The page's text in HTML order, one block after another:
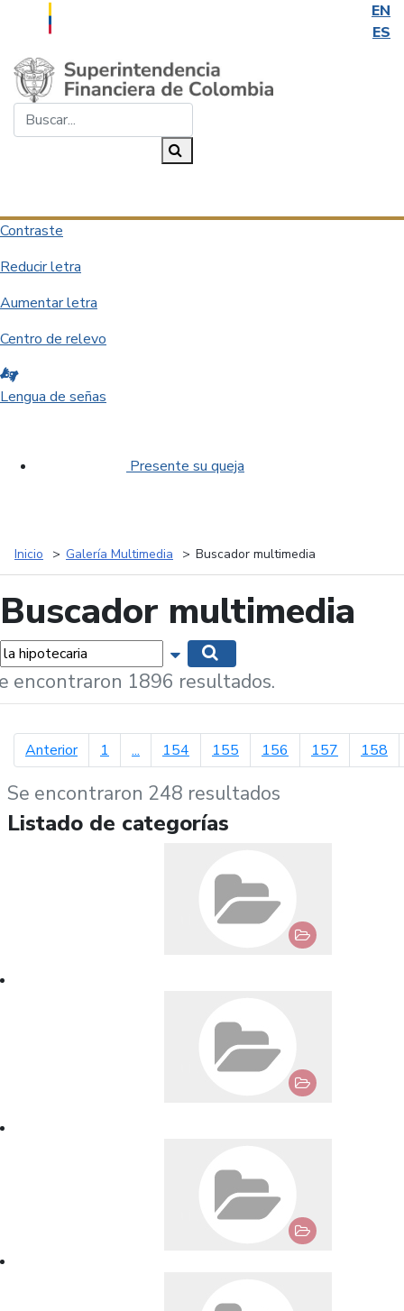
EN
ES
Saltar al contenido principal
Contraste
Reducir letra
Aumentar letra
Centro de relevo
Lengua de señas
Presente su queja
Inicio Galería Multimedia Buscador multimedia
Buscador multimedia
Mostrar opciones de búsqueda
encontraron 1896 resultados.
Anteriorpágina anterior
1 ... 154 155 156 157 158
Se encontraron 248 resultados
Listado de categorías